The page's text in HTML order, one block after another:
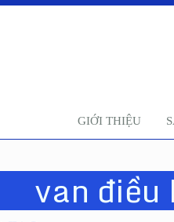
GIỚI THIỆU
van